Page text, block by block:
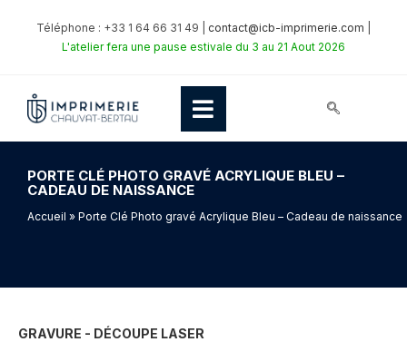
Téléphone : +33 1 64 66 31 49 | contact@icb-imprimerie.com
L'atelier fera une pause estivale du 3 au 21 Aout 2026
PORTE CLÉ PHOTO GRAVÉ ACRYLIQUE BLEU –
CADEAU DE NAISSANCE
Accueil » Porte Clé Photo gravé Acrylique Bleu – Cadeau de naissance
GRAVURE - DÉCOUPE LASER